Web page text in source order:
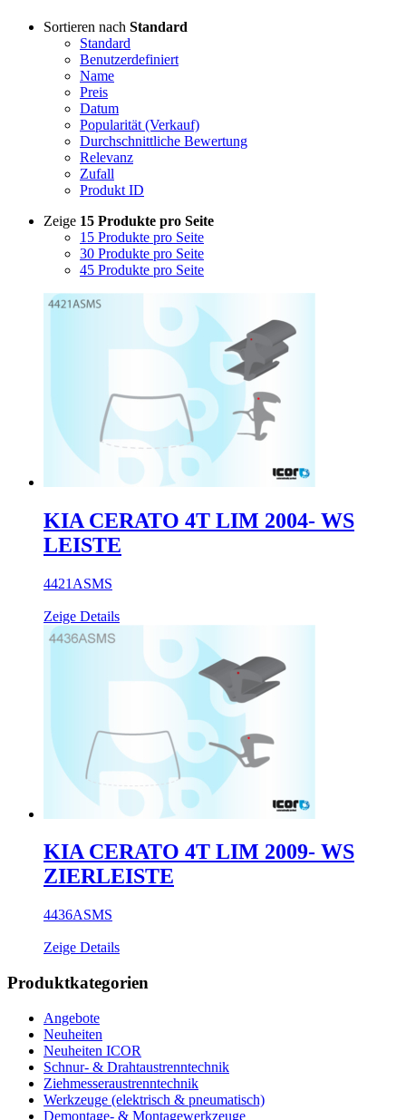
Sortieren nach Standard
Standard
Benutzerdefiniert
Name
Preis
Datum
Popularität (Verkauf)
Durchschnittliche Bewertung
Relevanz
Zufall
Produkt ID
Zeige 15 Produkte pro Seite
15 Produkte pro Seite
30 Produkte pro Seite
45 Produkte pro Seite
KIA CERATO 4T LIM 2004- WS
LEISTE
4421ASMS
Zeige Details
KIA CERATO 4T LIM 2009- WS
ZIERLEISTE
4436ASMS
Zeige Details
Produktkategorien
Angebote
Neuheiten
Neuheiten ICOR
Schnur- & Drahtaustrenntechnik
Ziehmesseraustrenntechnik
Werkzeuge (elektrisch & pneumatisch)
Demontage- & Montagewerkzeuge